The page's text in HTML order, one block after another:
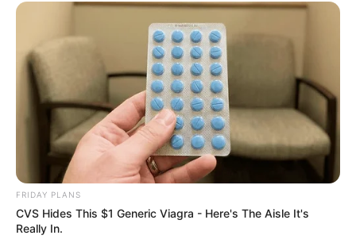
From Albinos To Polygamists: The World's Most
Unique Families
BRAINBERRIES
FRIDAY PLANS
CVS Hides This $1 Generic Viagra - Here's The Aisle It's
Really In.